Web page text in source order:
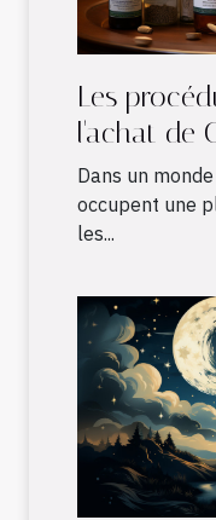
Les
l'achat de
France
Dans un
occupent une
les...